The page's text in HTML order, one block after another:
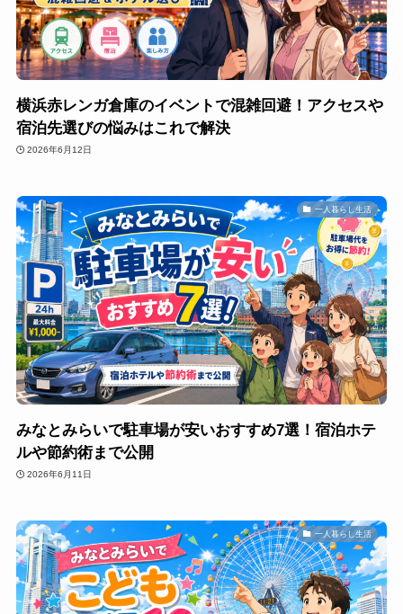
横浜赤レンガ倉庫のイベントで混雑回避！アクセスや
宿泊先選びの悩みはこれで解決
2026年6月12日
一人暮らし生活
みなとみらいで駐車場が安いおすすめ7選！宿泊ホテ
ルや節約術まで公開
2026年6月11日
一人暮らし生活